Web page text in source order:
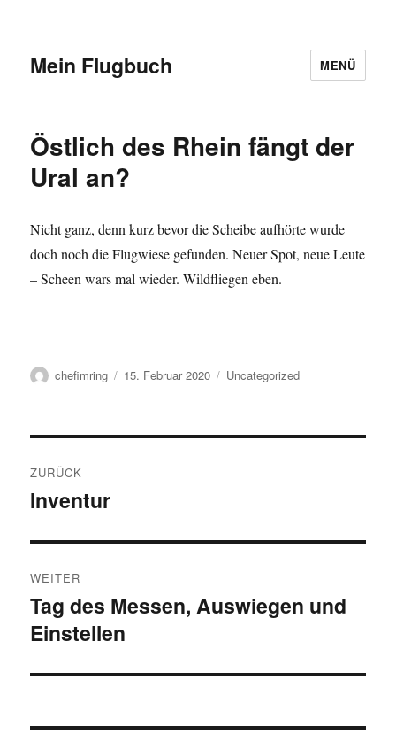
Mein Flugbuch MENÜ
Östlich des Rhein fängt der
Ural an?
Nicht ganz, denn kurz bevor die Scheibe aufhörte wurde
doch noch die Flugwiese gefunden. Neuer Spot, neue Leute
– Scheen wars mal wieder. Wildfliegen eben.
Autor
chefimring
Veröffentlicht
15. Februar 2020 Kategorien
Uncategorized
ZURÜCK
Vorheriger
Inventur
WEITER
Nächster
Beitrag:
Tag des Messen, Auswiegen und
Einstellen